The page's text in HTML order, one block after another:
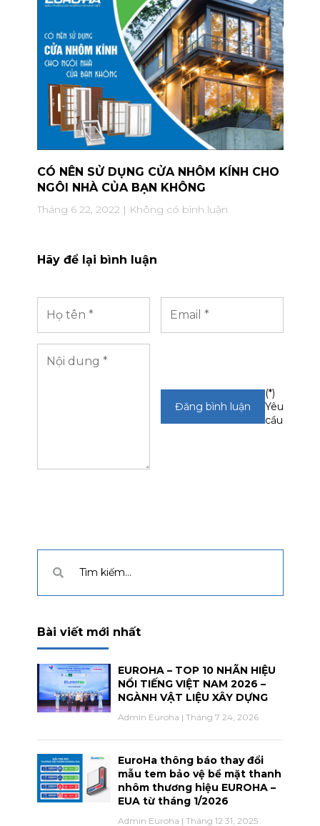
CÓ NÊN SỬ DỤNG CỬA NHÔM KÍNH CHO
NGÔI NHÀ CỦA BẠN KHÔNG
Tháng 6 22, 2022 Không có bình luận
Hãy để lại bình luận
(*)
Yêu
cầu
Bài viết mới nhất
EUROHA – TOP 10 NHÃN HIỆU
NỔI TIẾNG VIỆT NAM 2026 –
NGÀNH VẬT LIỆU XÂY DỰNG
Admin Euroha Tháng 7 24, 2026
EuroHa thông báo thay đổi
mẫu tem bảo vệ bề mặt thanh
nhôm thương hiệu EUROHA –
EUA từ tháng 1/2026
Admin Euroha Tháng 12 31, 2025